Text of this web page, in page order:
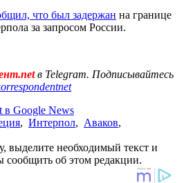
что был задержан на границе
за запросом России.
в Telegram. Подписывайтесь
в Google News
, Интерпол, Аваков,
выделите необходимый текст и
сообщить об этом редакции.